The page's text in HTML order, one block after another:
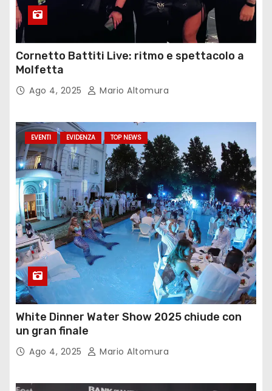
Cornetto Battiti Live: ritmo e spettacolo a
Molfetta
Ago 4, 2025 Mario Altomura
EVENTI EVIDENZA TOP NEWS
White Dinner Water Show 2025 chiude con
un gran finale
Ago 4, 2025 Mario Altomura